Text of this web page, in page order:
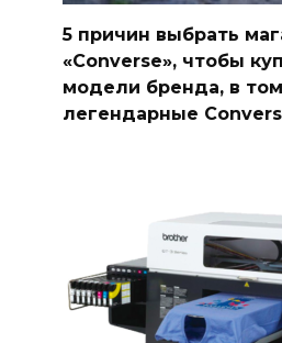
5 причин выбрать
«Converse», чтобы
модели бренда, в
легендарные